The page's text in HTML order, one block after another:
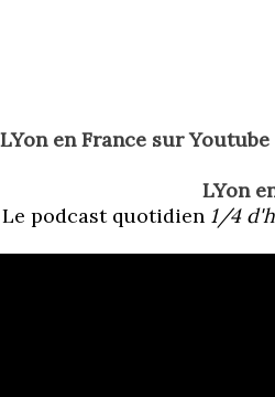
LYon en France sur Youtube
LYon
Le podcast quotidien 1/4